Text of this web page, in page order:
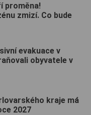
proměna!
zmizí. Co bude
evakuace v
obyvatele v
kraje má
2027